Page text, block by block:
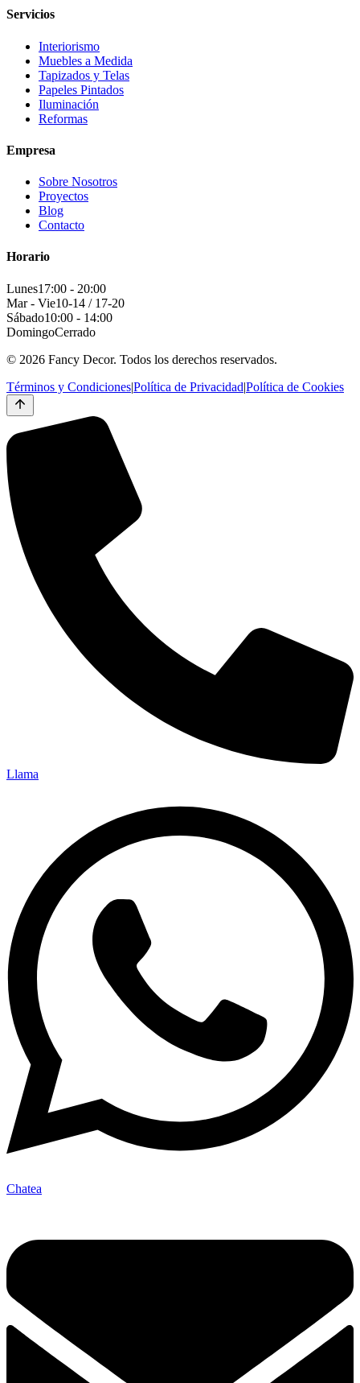
Servicios
Interiorismo
Muebles a Medida
Tapizados y Telas
Papeles Pintados
Iluminación
Reformas
Empresa
Sobre Nosotros
Proyectos
Blog
Contacto
Horario
Lunes17:00 - 20:00
Mar - Vie10-14 / 17-20
Sábado10:00 - 14:00
DomingoCerrado
© 2026 Fancy Decor. Todos los derechos reservados.
Términos y Condiciones|Política de Privacidad|Política de Cookies
Llama
Chatea